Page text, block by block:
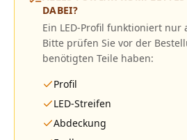
DABEI?
Ein LED-Profil funktioniert nur
Bitte prüfen Sie vor der
benötigten Teile haben:
Profil
LED-Streifen
Abdeckung